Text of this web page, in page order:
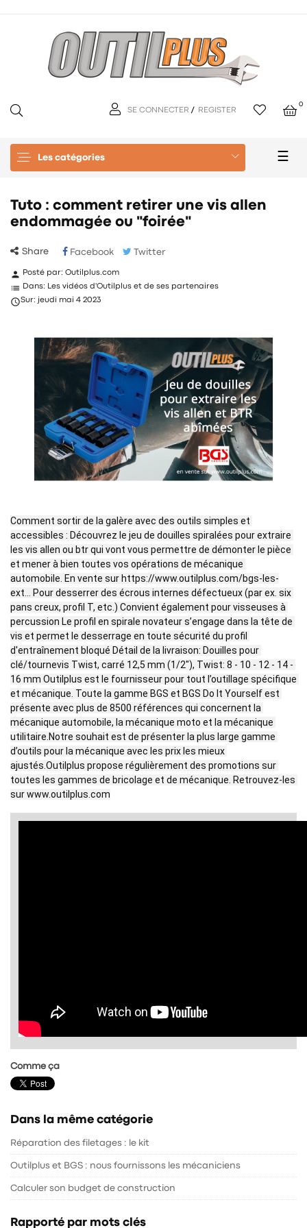
SE CONNECTER / REGISTER
0
Les catégories ☰
Tuto : comment retirer une vis allen
endommagée ou "foirée"
Share Facebook Twitter
person Posté par: Outilplus.com
list Dans: Les vidéos d'Outilplus et de ses partenaires
Sur: jeudi mai 4 2023
Comment sortir de la galère avec des outils simples et
accessibles : Découvrez le jeu de douilles spiralées pour extraire
les vis allen ou btr qui vont vous permettre de démonter le pièce
et mener à bien toutes vos opérations de mécanique
automobile. En vente sur https://www.outilplus.com/bgs-les-
ext... Pour desserrer des écrous internes défectueux (par ex. six
pans creux, profil T, etc.) Convient également pour visseuses à
percussion Le profil en spirale novateur s’engage dans la tête de
vis et permet le desserrage en toute sécurité du profil
d'entraînement bloqué Détail de la livraison: Douilles pour
clé/tournevis Twist, carré 12,5 mm (1/2"), Twist: 8 - 10 - 12 - 14 -
16 mm Outilplus est le fournisseur pour tout l’outillage spécifique
et mécanique. Toute la gamme BGS et BGS Do It Yourself est
présente avec plus de 8500 références qui concernent la
mécanique automobile, la mécanique moto et la mécanique
utilitaire.Notre souhait est de présenter la plus large gamme
d’outils pour la mécanique avec les prix les mieux
ajustés.Outilplus propose régulièrement des promotions sur
toutes les gammes de bricolage et de mécanique. Retrouvez-les
sur www.outilplus.com
Comme ça
Dans la même catégorie
Réparation des filetages : le kit
Outilplus et BGS : nous fournissons les mécaniciens
Calculer son budget de construction
Rapporté par mots clés